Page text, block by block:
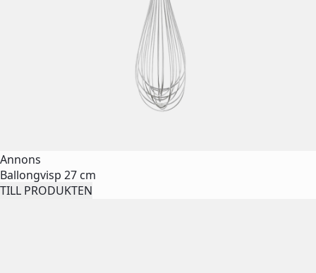
Annons
Ballongvisp 27 cm
TILL PRODUKTEN